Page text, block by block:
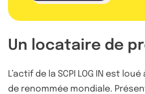
Un locataire de
L’actif de la SCPI LOG IN est
de renommée mondiale.